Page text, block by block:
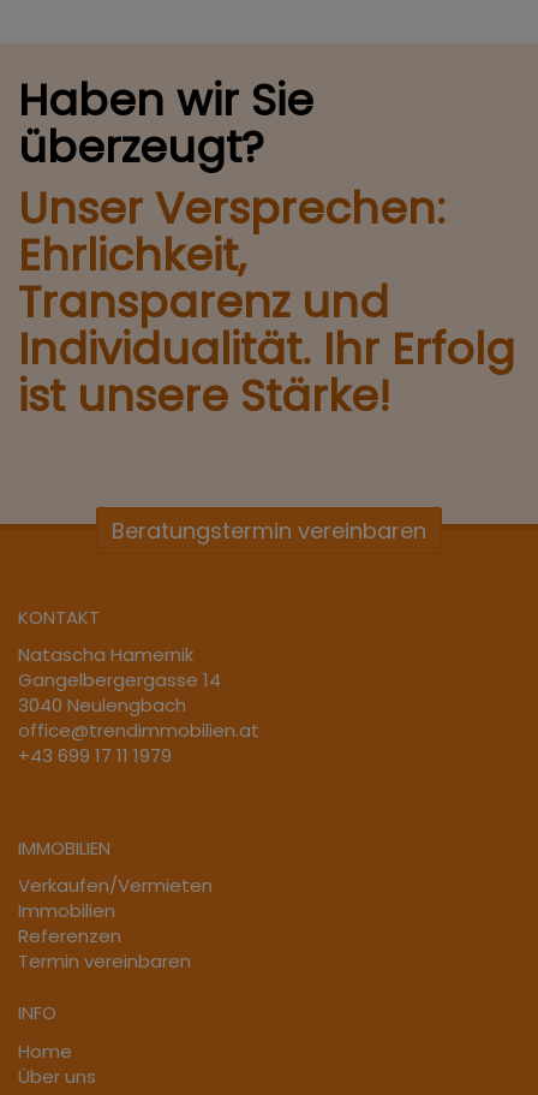
Haben wir Sie
überzeugt?
Unser Versprechen:
Ehrlichkeit,
Transparenz und
Individualität. Ihr Erfolg
ist unsere Stärke!
Beratungstermin vereinbaren
KONTAKT
Natascha Hamernik
Gangelbergergasse 14
3040 Neulengbach
office@trendimmobilien.at
+43 699 17 11 1979
IMMOBILIEN
Verkaufen/Vermieten
Immobilien
Referenzen
Termin vereinbaren
INFO
Home
Über uns